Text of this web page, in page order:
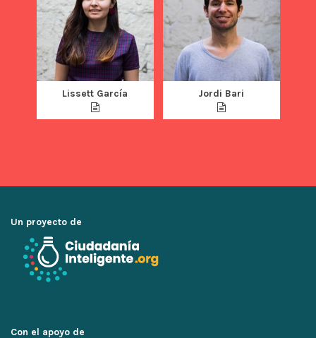
Lissett García Jordi Bari
Un proyecto de
Con el apoyo de